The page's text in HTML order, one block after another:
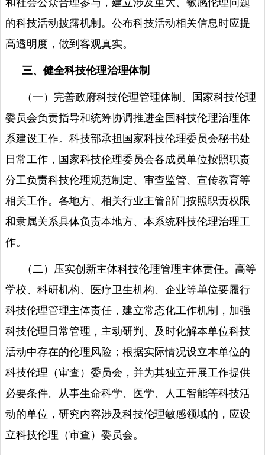
和社会公众合理参与，建立涉及重大、敏感伦理问题
的科技活动披露机制。公布科技活动相关信息时应提
高透明度，做到客观真实。
三、健全科技伦理治理体制
（一）完善政府科技伦理管理体制。国家科技伦理
委员会负责指导和统筹协调推进全国科技伦理治理体
系建设工作。科技部承担国家科技伦理委员会秘书处
日常工作，国家科技伦理委员会各成员单位按照职责
分工负责科技伦理规范制定、审查监管、宣传教育等
相关工作。各地方、相关行业主管部门按照职责权限
和隶属关系具体负责本地方、本系统科技伦理治理工
作。
（二）压实创新主体科技伦理管理主体责任。高等
学校、科研机构、医疗卫生机构、企业等单位要履行
科技伦理管理主体责任，建立常态化工作机制，加强
科技伦理日常管理，主动研判、及时化解本单位科技
活动中存在的伦理风险；根据实际情况设立本单位的
科技伦理（审查）委员会，并为其独立开展工作提供
必要条件。从事生命科学、医学、人工智能等科技活
动的单位，研究内容涉及科技伦理敏感领域的，应设
立科技伦理（审查）委员会。